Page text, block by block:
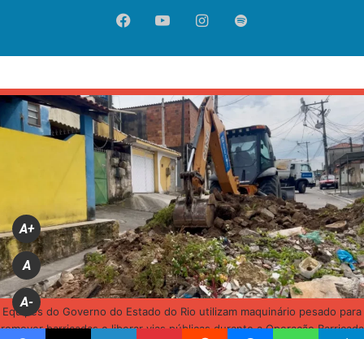
FacebookYouTubeInstagram
Spotify
A+
A
A-
Equipes do Governo do Estado do Rio utilizam maquinário pesado para
remover barricadas e liberar vias públicas durante a Operação Barricada